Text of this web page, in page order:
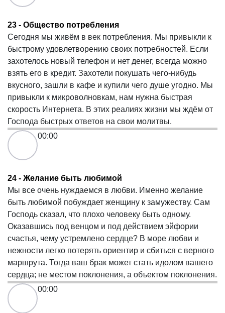
23 - Общество потребления
Сегодня мы живём в век потребления. Мы привыкли к
быстрому удовлетворению своих потребностей. Если
захотелось новый телефон и нет денег, всегда можно
взять его в кредит. Захотели покушать чего-нибудь
вкусного, зашли в кафе и купили чего душе угодно. Мы
привыкли к микроволновкам, нам нужна быстрая
скорость Интернета. В этих реалиях жизни мы ждём от
Господа быстрых ответов на свои молитвы.
00:00
24 - Желание быть любимой
Мы все очень нуждаемся в любви. Именно желание
быть любимой побуждает женщину к замужеству. Сам
Господь сказал, что плохо человеку быть одному.
Оказавшись под венцом и под действием эйфории
счастья, чему устремлено сердце? В море любви и
нежности легко потерять ориентир и сбиться с верного
маршрута. Тогда ваш брак может стать идолом вашего
сердца; не местом поклонения, а объектом поклонения.
00:00